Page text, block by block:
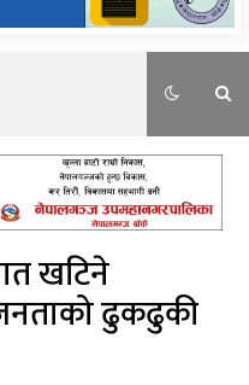
खटिने
जनताको ढुकढुकी